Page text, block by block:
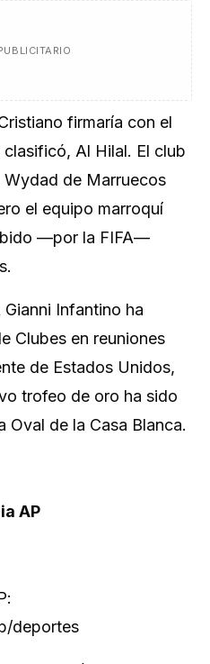
firmaría con el
Al Hilal. El club
Wydad de Marruecos
el equipo marroquí
—por la FIFA—
Gianni Infantino ha
Clubes en reuniones
de Estados Unidos,
trofeo de oro ha sido
Oval de la Casa Blanca.
AP
deportes